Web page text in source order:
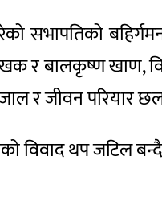
सभापतिको
र बालकृष्ण खाण,
र जीवन परियार
विवाद थप जटिल